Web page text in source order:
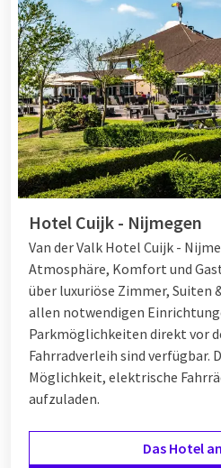
Hotel Cuijk - Nijmegen
Van der Valk Hotel Cuijk -
Atmosphäre, Komfort und
über luxuriöse Zimmer, Suiten
allen notwendigen
Parkmöglichkeiten direkt vor
Fahrradverleih sind verfügbar.
Möglichkeit, elektrische
aufzuladen.
Das Hotel